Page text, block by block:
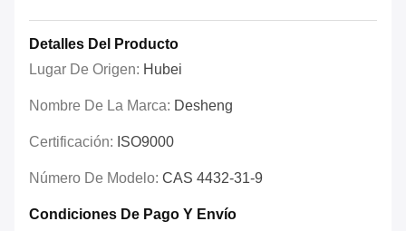
Detalles Del Producto
Lugar De Origen: Hubei
Nombre De La Marca: Desheng
Certificación: ISO9000
Número De Modelo: CAS 4432-31-9
Condiciones De Pago Y Envío